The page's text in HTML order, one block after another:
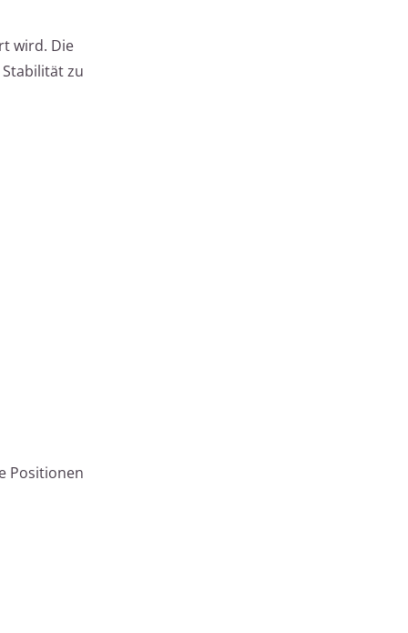
wird. Die
zu
Positionen